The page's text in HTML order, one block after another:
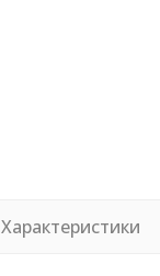
Характеристики